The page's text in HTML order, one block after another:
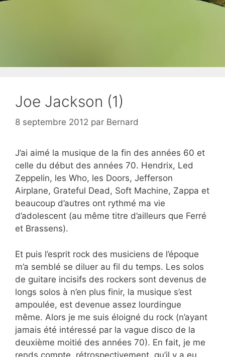
Joe Jackson (1)
8 septembre 2012 par Bernard
J’ai aimé la musique de la fin des années 60 et
celle du début des années 70. Hendrix, Led
Zeppelin, les Who, les Doors, Jefferson
Airplane, Grateful Dead, Soft Machine, Zappa et
beaucoup d’autres ont rythmé ma vie
d’adolescent (au même titre d’ailleurs que Ferré
et Brassens).
Et puis l’esprit rock des musiciens de l’époque
m’a semblé se diluer au fil du temps. Les solos
de guitare incisifs des rockers sont devenus de
longs solos à n’en plus finir, la musique s’est
ampoulée, est devenue assez lourdingue
même. Alors je me suis éloigné du rock (n’ayant
jamais été intéressé par la vague disco de la
deuxième moitié des années 70). En fait, je me
rends compte, rétrospectivement, qu’il y a eu